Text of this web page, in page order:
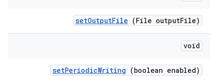
setOutputFile (File outputFile)
void
setPeriodicWriting (boolean enabled)